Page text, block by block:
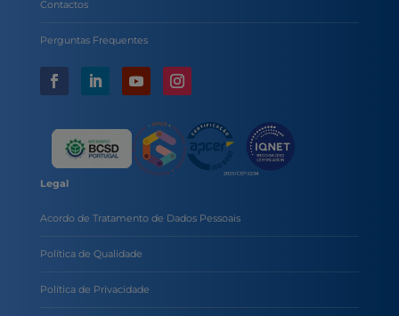
Contactos
Perguntas Frequentes
Legal
Acordo de Tratamento de Dados Pessoais
Política de Qualidade
Política de Privacidade